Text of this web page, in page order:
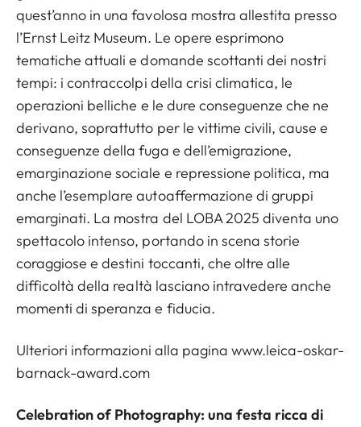
quest’anno in una favolosa mostra allestita presso
l’Ernst Leitz Museum. Le opere esprimono
tematiche attuali e domande scottanti dei nostri
tempi: i contraccolpi della crisi climatica, le
operazioni belliche e le dure conseguenze che ne
derivano, soprattutto per le vittime civili, cause e
conseguenze della fuga e dell’emigrazione,
emarginazione sociale e repressione politica, ma
anche l’esemplare autoaffermazione di gruppi
emarginati. La mostra del LOBA 2025 diventa uno
spettacolo intenso, portando in scena storie
coraggiose e destini toccanti, che oltre alle
difficoltà della realtà lasciano intravedere anche
momenti di speranza e fiducia.
Ulteriori informazioni alla pagina www.leica-oskar-
barnack-award.com
Celebration of Photography: una festa ricca di